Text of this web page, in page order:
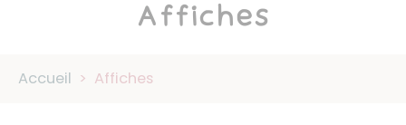
Affiches
Accueil > Affiches